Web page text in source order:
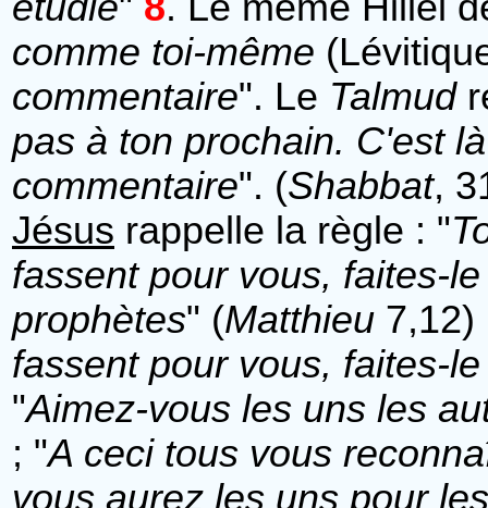
comme toi-même
commentaire". Le Talmud
pas à ton prochain. C'est
commentaire". (Shabbat,
Jésus rappelle la règle : "
fassent pour vous, faites-
prophètes" (Matthieu 7,12)
fassent pour vous, faites-
"Aimez-vous les uns les
; "A ceci tous vous
vous aurez les uns pour